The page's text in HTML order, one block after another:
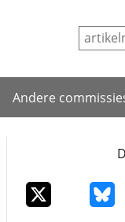
Andere
Deel dit item op X
Deel